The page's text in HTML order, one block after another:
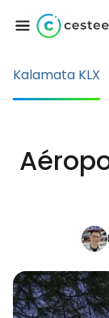
Kalamata KLX
Se
... la